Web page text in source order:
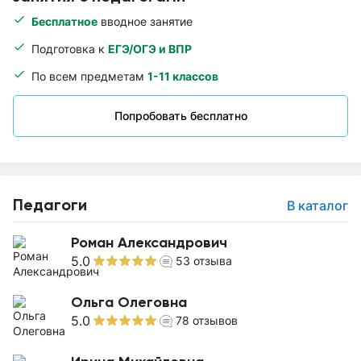
Бесплатное вводное занятие
Подготовка к ЕГЭ/ОГЭ и ВПР
По всем предметам 1-11 классов
Попробовать бесплатно
Педагоги В каталог
Роман Александрович
5.0 53 отзыва
Ольга Олеговна
5.0 78 отзывов